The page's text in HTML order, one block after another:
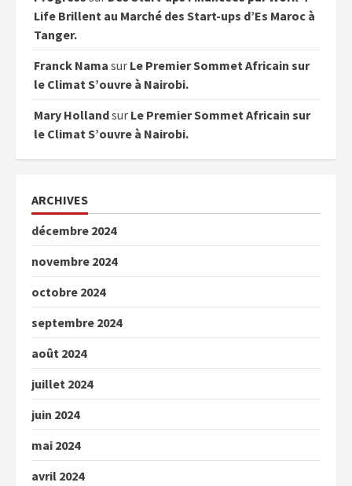
Life Brillent au Marché des Start-ups d’Es Maroc à
Tanger.
Franck Nama sur Le Premier Sommet Africain sur
le Climat S’ouvre à Nairobi.
Mary Hollandsur Le Premier Sommet Africain sur
le Climat S’ouvre à Nairobi.
ARCHIVES
décembre 2024
novembre 2024
octobre 2024
septembre 2024
août 2024
juillet 2024
juin 2024
mai 2024
avril 2024